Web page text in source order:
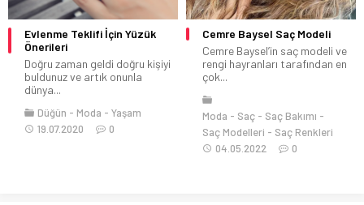
Evlenme Teklifi İçin Yüzük
Önerileri
Doğru zaman geldi doğru kişiyi
buldunuz ve artık onunla
dünya...
Düğün Moda
Yaşam
19.07.2020
0
Cemre Baysel Saç Modeli
Cemre Baysel’in saç modeli ve
rengi hayranları tarafından en
çok...
Moda Saç
Saç Bakımı
Saç Modelleri
Saç Renkleri
04.05.2022
0